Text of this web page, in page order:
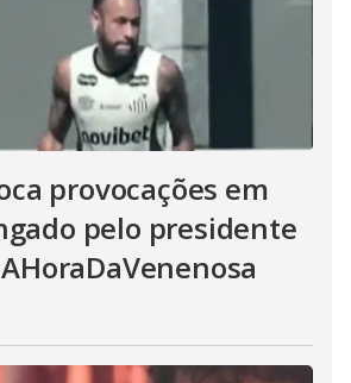
provocações em
pelo presidente